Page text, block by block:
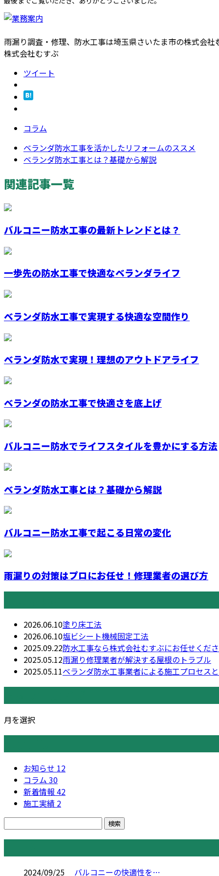
雨漏り調査・修理、防水工事は埼玉県さいたま市の株式会社
株式会社むすぶ
ツイート
コラム
ベランダ防水工事を活かしたリフォームのススメ
ベランダ防水工事とは？基礎から解説
関連記事一覧
バルコニー防水工事の最新トレンドとは？
一歩先の防水工事で快適なベランダライフ
ベランダ防水工事で実現する快適な空間作り
ベランダ防水で実現！理想のアウトドアライフ
ベランダの防水工事で快適さを底上げ
バルコニー防水でライフスタイルを豊かにする方法
ベランダ防水工事とは？基礎から解説
バルコニー防水工事で起こる日常の変化
雨漏りの対策はプロにお任せ！修理業者の選び方
2026.06.10塗り床工法
2026.06.10塩ビシート機械固定工法
2025.09.22防水工事なら株式会社むすぶにお任せくだ
2025.05.12雨漏り修理業者が解決する屋根のトラブル
2025.05.11ベランダ防水工事業者による施工プロセス
月を選択
お知らせ 12
コラム 30
新着情報 42
施工実績 2
2024/09/25 バルコニーの快適性を…